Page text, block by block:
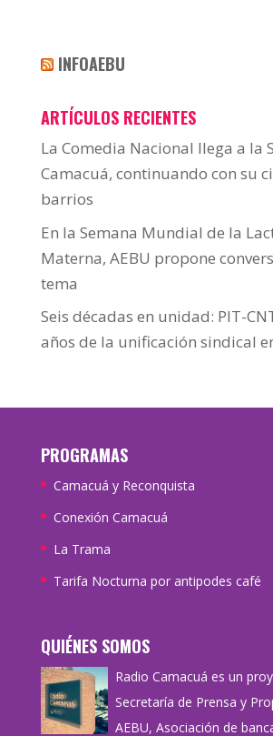
INFOAEBU
ARTÍCULOS RECIENTES
La Comedia Nacional llega a la
Camacuá, continuando con su
barrios
En la Semana Mundial de la
Materna, AEBU propone
tema
Seis décadas en unidad: PIT-
años de la unificación sindical
PROGRAMAS
Camacuá y Reconquista
Conexión Camacuá
La Trama
Tarifa Nocturna por antipodes café
QUIÉNES SOMOS
Radio Camacuá es un
Secretaría de Prensa y
AEBU, Asociación de